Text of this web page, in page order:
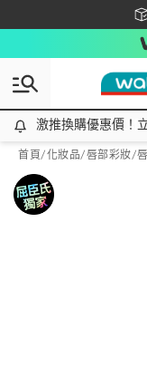
激推換購優惠價！立即
激推換購優惠價！
首頁/化妝品/唇部彩妝/